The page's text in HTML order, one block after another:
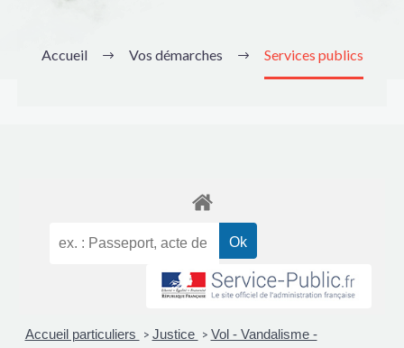
Accueil Vos démarches Services publics
Accueil particuliers > Justice > Vol - Vandalisme -